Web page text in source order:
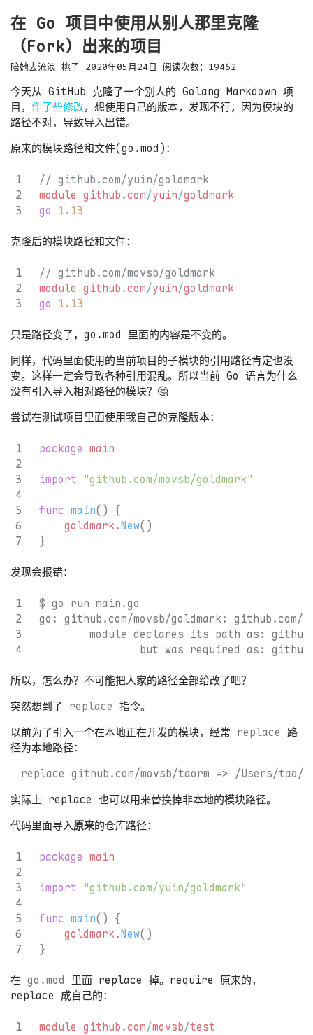
在 Go 项目中使用从别人那里克隆
（Fork）出来的项目
陪她去流浪 桃子 2020年05月24日 阅读次数： 19462
今天从 GitHub 克隆了一个别人的 Golang Markdown 项
目， 作了些修改，想使用自己的版本，发现不行，因为模块的
路径不对，导致导入出错。
原来的模块路径和文件(go.mod)：
module github .com/yuin/goldmark
go 1.13
克隆后的模块路径和文件：
module github .com/yuin/goldmark
go 1.13
只是路径变了，go.mod 里面的内容是不变的。
同样，代码里面使用的当前项目的子模块的引用路径肯定也没
变。这样一定会导致各种引用混乱。所以当前 Go 语言为什么
没有引入导入相对路径的模块？🤔
尝试在测试项目里面使用我自己的克隆版本：
package main
import "github.com/movsb/goldmark"
func main() {
goldmark .New()
}
发现会报错：
所以，怎么办？不可能把人家的路径全部给改了吧？
突然想到了 replace 指令。
以前为了引入一个在本地正在开发的模块，经常 replace 路
径为本地路径：
实际上 replace 也可以用来替换掉非本地的模块路径。
代码里面导入原来的仓库路径：
package main
import "github.com/yuin/goldmark"
func main() {
goldmark .New()
}
在 go.mod 里面 replace 掉。require 原来的，
replace 成自己的：
module github .com/movsb/test